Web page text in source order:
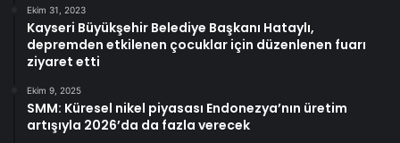
Ekim 31, 2023
Kayseri Büyükşehir Belediye Başkanı Hataylı,
depremden etkilenen çocuklar için düzenlenen fuarı
ziyaret etti
Ekim 9, 2025
SMM: Küresel nikel piyasası Endonezya’nın üretim
artışıyla 2026’da da fazla verecek